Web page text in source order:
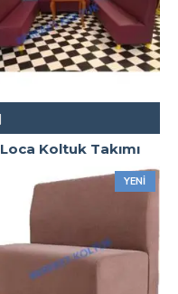
Loca Koltuk Takımı
YENI